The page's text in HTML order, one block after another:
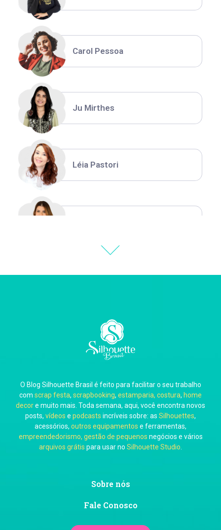
Carol Pessoa
Ju Mirthes
Léia Pastori
Carla Eschberger
Carol Pessoa
Ju Mirthes
O Blog Silhouette Brasil é feito para facilitar o seu trabalho
com scrap festa, scrapbooking, estamparia, costura, home
decore muito mais. Toda semana, aqui, você encontra novos
posts, vídeos e podcasts incríveis sobre: as Silhouettes,
acessórios, outros equipamentos e ferramentas,
empreendedorismo, gestão de pequenos negócios e vários
arquivos grátis para usar no Silhouette Studio
Sobre nós
Fale Conosco